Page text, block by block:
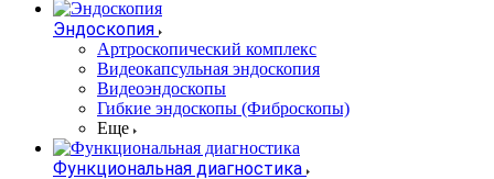
Эндоскопия
Артроскопический комплекс
Видеокапсульная эндоскопия
Видеоэндоскопы
Гибкие эндоскопы (Фиброcкопы)
Еще
Функциональная диагностика